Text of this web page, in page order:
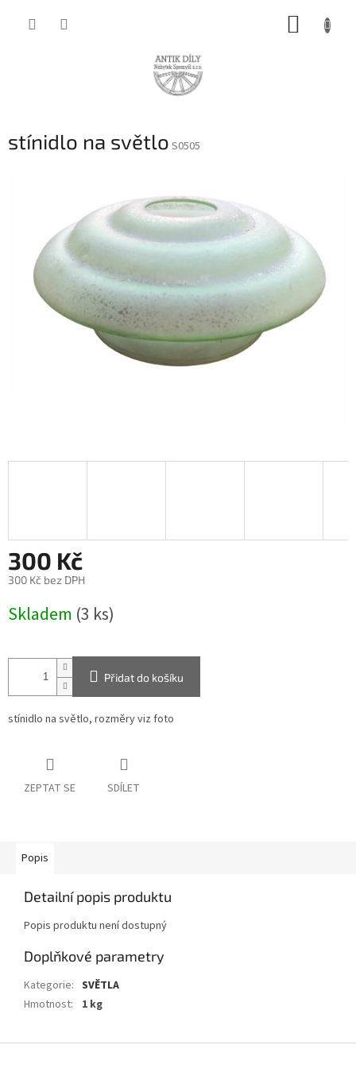
stínidlo na světlo S0505
300 Kč
300 Kč bez DPH
cena:
Skladem (3 ks)
Přidat do košíku
stínidlo na světlo, rozměry viz foto
ZEPTAT SE SDÍLET
Popis
Detailní popis produktu
Popis produktu není dostupný
Doplňkové parametry
Kategorie: SVĚTLA
Hmotnost: 1 kg